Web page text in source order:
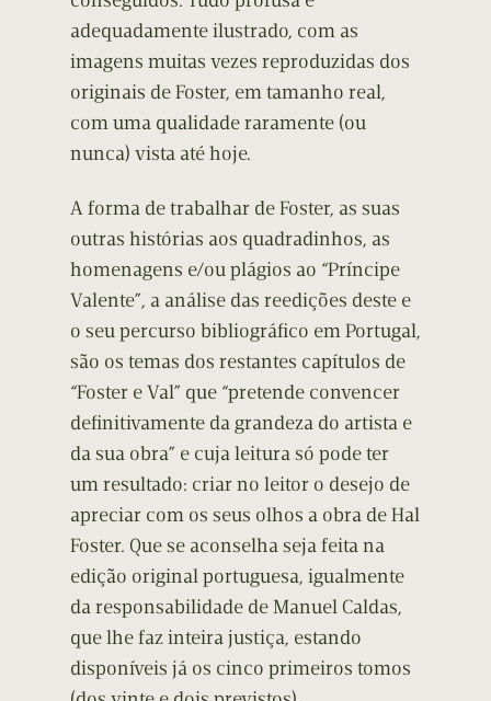
adequadamente ilustrado, com as
imagens muitas vezes reproduzidas dos
originais de Foster, em tamanho real,
com uma qualidade raramente (ou
nunca) vista até hoje.
A forma de trabalhar de Foster, as suas
outras histórias aos quadradinhos, as
homenagens e/ou plágios ao “Príncipe
Valente”, a análise das reedições deste e
o seu percurso bibliográfico em Portugal,
são os temas dos restantes capítulos de
“Foster e Val” que “pretende convencer
definitivamente da grandeza do artista e
da sua obra” e cuja leitura só pode ter
um resultado: criar no leitor o desejo de
apreciar com os seus olhos a obra de Hal
Foster. Que se aconselha seja feita na
edição original portuguesa, igualmente
da responsabilidade de Manuel Caldas,
que lhe faz inteira justiça, estando
disponíveis já os cinco primeiros tomos